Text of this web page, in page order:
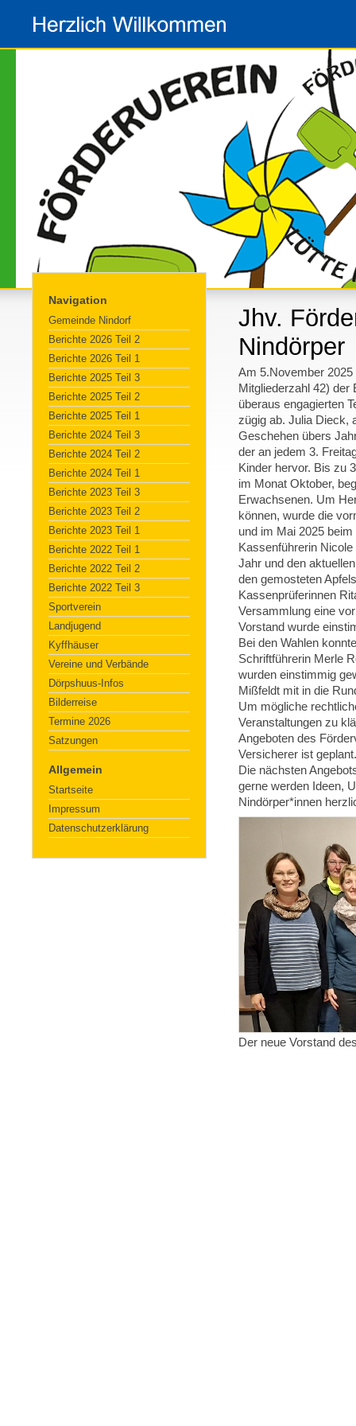
Navigation
Gemeinde Nindorf
Berichte 2026 Teil 2
Berichte 2026 Teil 1
Berichte 2025 Teil 3
Berichte 2025 Teil 2
Berichte 2025 Teil 1
Berichte 2024 Teil 3
Berichte 2024 Teil 2
Berichte 2024 Teil 1
Berichte 2023 Teil 3
Berichte 2023 Teil 2
Berichte 2023 Teil 1
Berichte 2022 Teil 1
Berichte 2022 Teil 2
Berichte 2022 Teil 3
Sportverein
Landjugend
Kyffhäuser
Vereine und Verbände
Dörpshuus-Infos
Bilderreise
Termine 2026
Satzungen
Allgemein
Startseite
Impressum
Datenschutzerklärung
Jhv.
Nindörper
Am 5.November 2025
Mitgliederzahl 42)
überaus engagierten
zügig ab. Julia Dieck,
Geschehen übers
der an jedem 3.
Kinder hervor. Bis zu
im Monat Oktober,
Erwachsenen. Um
können, wurde die
und im Mai 2025
Kassenführerin
Jahr und den
den gemosteten
Kassenprüferinnen
Versammlung eine
Vorstand wurde
Bei den Wahlen
Schriftführerin Merle
wurden einstimmig
Mißfeldt mit in die
Um mögliche
Veranstaltungen zu
Angeboten des
Versicherer ist geplant.
Die nächsten
gerne werden Ideen,
Nindörper*innen
Der neue Vorstand